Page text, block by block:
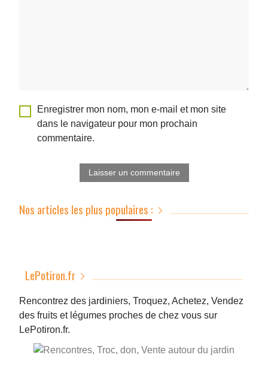
Enregistrer mon nom, mon e-mail et mon site
dans le navigateur pour mon prochain
commentaire.
Nos articles les plus populaires :
LePotiron.fr
Rencontrez des jardiniers, Troquez, Achetez, Vendez
des fruits et légumes proches de chez vous sur
LePotiron.fr.